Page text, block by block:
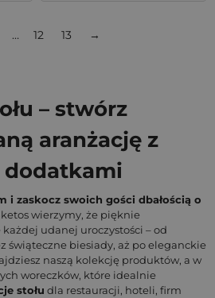
… 12 13 →
– stwórz
aranżację z
i zaskocz swoich gości dbałością o
wierzymy, że pięknie
każdej udanej uroczystości – od
świąteczne biesiady, aż po eleganckie
naszą kolekcję produktów, a w
woreczków, które idealnie
stołu dla restauracji, hoteli, firm